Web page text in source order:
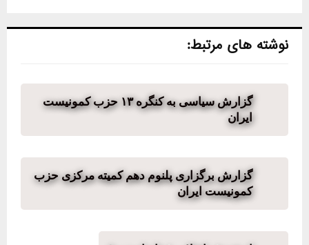
نوشته های مرتبط:
گزارش سیاسی به کنگره ۱۳ حزب کمونیست
ایران
گزارش برگزاری پلنوم دهم کمیته مرکزی حزب
کمونیست ایران